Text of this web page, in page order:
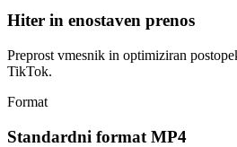
Hiter in enostaven prenos
Preprost vmesnik in optimiziran
TikTok.
Format
Standardni format MP4